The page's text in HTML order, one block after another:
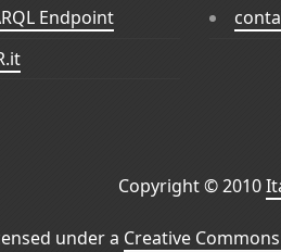
Endpoint
Copyright © 2010
under a Creative